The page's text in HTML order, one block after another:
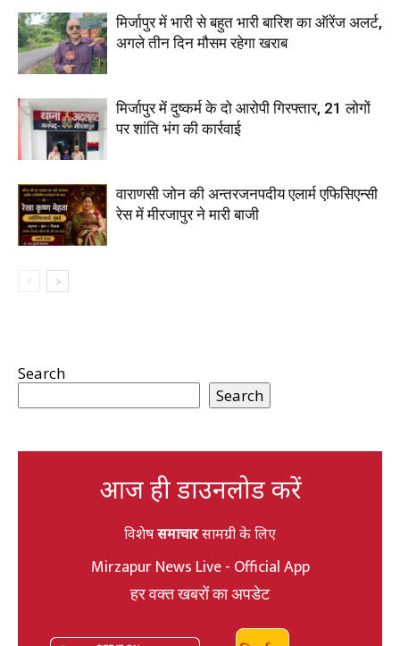
मिर्जापुर में भारी से बहुत भारी बारिश का ऑरेंज अलर्ट,
अगले तीन दिन मौसम रहेगा खराब
मिर्जापुर में दुष्कर्म के दो आरोपी गिरफ्तार, 21 लोगों
पर शांति भंग की कार्रवाई
वाराणसी जोन की अन्तरजनपदीय एलार्म एफिसिएन्सी
रेस में मीरजापुर ने मारी बाजी
Search
Search
आज ही डाउनलोड करें
विशेषसमाचारसामग्री के लिए
Mirzapur News Live - Official App
हर वक्त खबरों का अपडेट